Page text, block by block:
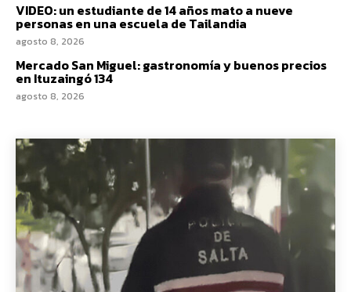
VIDEO: un estudiante de 14 años mato a nueve
personas en una escuela de Tailandia
agosto 8, 2026
Mercado San Miguel: gastronomía y buenos precios
en Ituzaingó 134
agosto 8, 2026